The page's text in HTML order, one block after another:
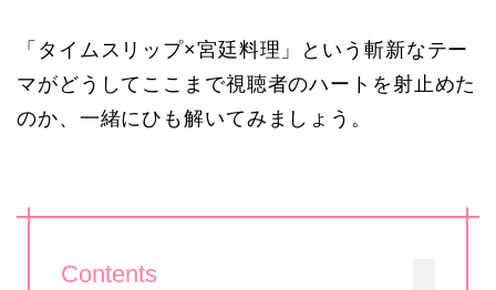
「タイムスリップ×宮廷料理」という斬新なテー
マがどうしてここまで視聴者のハートを射止めた
のか、一緒にひも解いてみましょう。
Contents